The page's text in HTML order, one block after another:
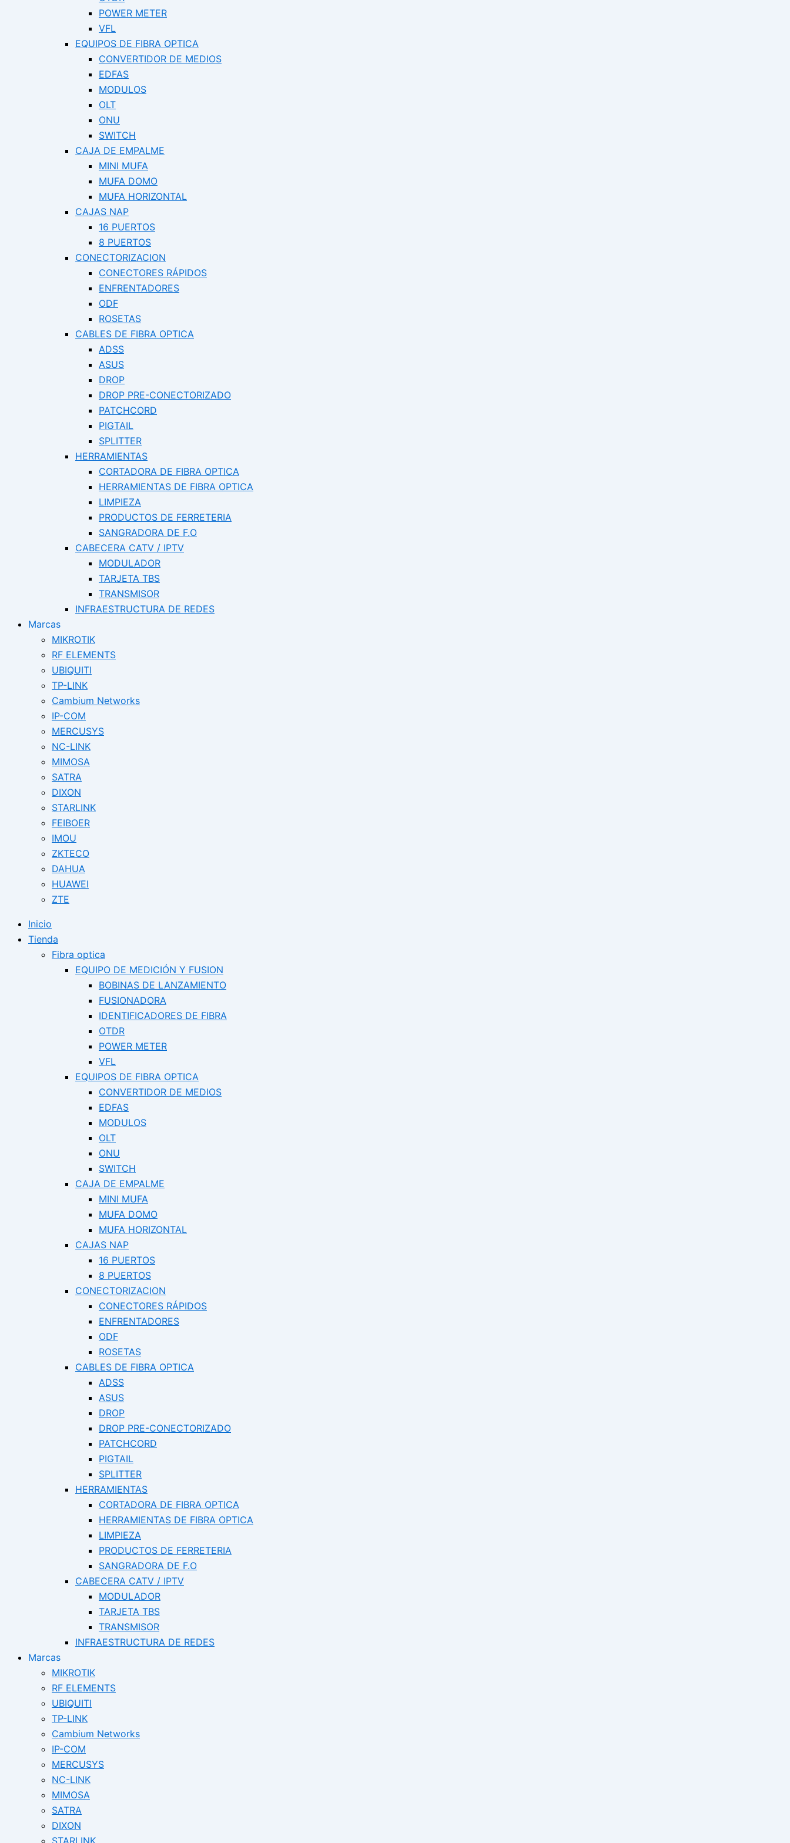
POWER METER
VFL
EQUIPOS DE FIBRA OPTICA
CONVERTIDOR DE MEDIOS
EDFAS
MODULOS
OLT
ONU
SWITCH
CAJA DE EMPALME
MINI MUFA
MUFA DOMO
MUFA HORIZONTAL
CAJAS NAP
16 PUERTOS
8 PUERTOS
CONECTORIZACION
CONECTORES RÁPIDOS
ENFRENTADORES
ODF
ROSETAS
CABLES DE FIBRA OPTICA
ADSS
ASUS
DROP
DROP PRE-CONECTORIZADO
PATCHCORD
PIGTAIL
SPLITTER
HERRAMIENTAS
CORTADORA DE FIBRA OPTICA
HERRAMIENTAS DE FIBRA OPTICA
LIMPIEZA
PRODUCTOS DE FERRETERIA
SANGRADORA DE F.O
CABECERA CATV / IPTV
MODULADOR
TARJETA TBS
TRANSMISOR
INFRAESTRUCTURA DE REDES
Marcas
MIKROTIK
RF ELEMENTS
UBIQUITI
TP-LINK
Cambium Networks
IP-COM
MERCUSYS
NC-LINK
MIMOSA
SATRA
DIXON
STARLINK
FEIBOER
IMOU
ZKTECO
DAHUA
HUAWEI
ZTE
Inicio
Tienda
Fibra optica
EQUIPO DE MEDICIÓN Y FUSION
BOBINAS DE LANZAMIENTO
FUSIONADORA
IDENTIFICADORES DE FIBRA
OTDR
POWER METER
VFL
EQUIPOS DE FIBRA OPTICA
CONVERTIDOR DE MEDIOS
EDFAS
MODULOS
OLT
ONU
SWITCH
CAJA DE EMPALME
MINI MUFA
MUFA DOMO
MUFA HORIZONTAL
CAJAS NAP
16 PUERTOS
8 PUERTOS
CONECTORIZACION
CONECTORES RÁPIDOS
ENFRENTADORES
ODF
ROSETAS
CABLES DE FIBRA OPTICA
ADSS
ASUS
DROP
DROP PRE-CONECTORIZADO
PATCHCORD
PIGTAIL
SPLITTER
HERRAMIENTAS
CORTADORA DE FIBRA OPTICA
HERRAMIENTAS DE FIBRA OPTICA
LIMPIEZA
PRODUCTOS DE FERRETERIA
SANGRADORA DE F.O
CABECERA CATV / IPTV
MODULADOR
TARJETA TBS
TRANSMISOR
INFRAESTRUCTURA DE REDES
Marcas
MIKROTIK
RF ELEMENTS
UBIQUITI
TP-LINK
Cambium Networks
IP-COM
MERCUSYS
NC-LINK
MIMOSA
SATRA
DIXON
STARLINK